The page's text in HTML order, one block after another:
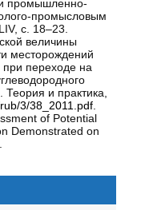
промышленно-
промысловым
с. 18–23.
величины
месторождений
переходе на
Теория и практика,
3/38_2011.pdf.
of Potential
Demonstrated on